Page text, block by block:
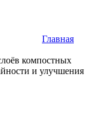
Главная
компостных
и улучшения